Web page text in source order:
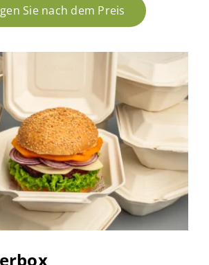
Sie nach dem Preis